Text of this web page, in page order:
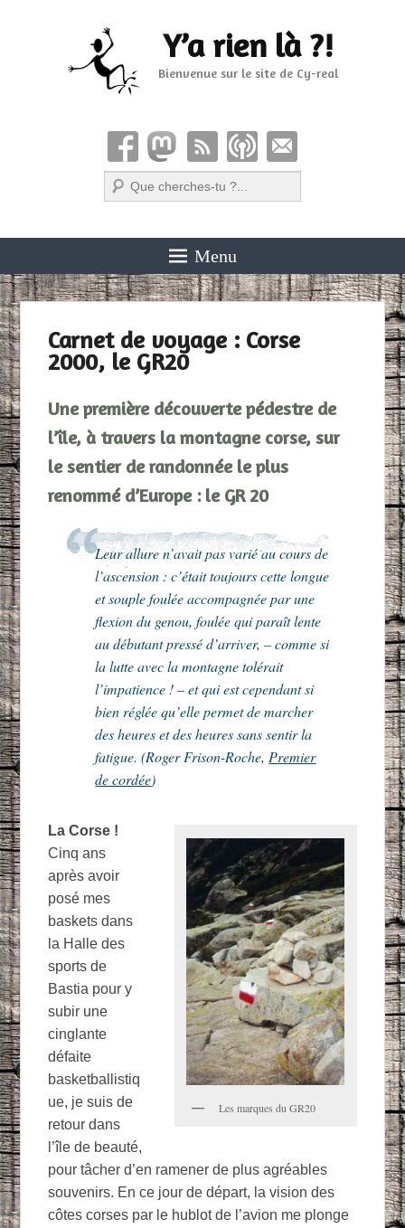
Y’a rien là ?!
Bienvenue sur le site de Cy-real
Recherche
Menu
Carnet de voyage : Corse
2000, le GR20
Une première découverte pédestre de
l’île, à travers la montagne corse, sur
le sentier de randonnée le plus
renommé d’Europe : le GR 20
Leur allure n’avait pas varié au cours de
l’ascension : c’était toujours cette longue
et souple foulée accompagnée par une
flexion du genou, foulée qui paraît lente
au débutant pressé d’arriver, – comme si
la lutte avec la montagne tolérait
l’impatience ! – et qui est cependant si
bien réglée qu’elle permet de marcher
des heures et des heures sans sentir la
fatigue. (Roger Frison-Roche, Premier
de cordée)
Les marques du GR20
La Corse !
Cinq ans
après avoir
posé mes
baskets dans
la Halle des
sports de
Bastia pour y
subir une
cinglante
défaite
basketballistiq
ue, je suis de
retour dans
l’île de beauté,
pour tâcher d’en ramener de plus agréables
souvenirs. En ce jour de départ, la vision des
côtes corses par le hublot de l’avion me plonge